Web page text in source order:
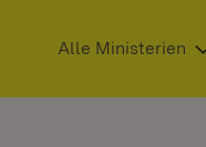
(Öffnet in neuem Fenster)
Alle Ministerien